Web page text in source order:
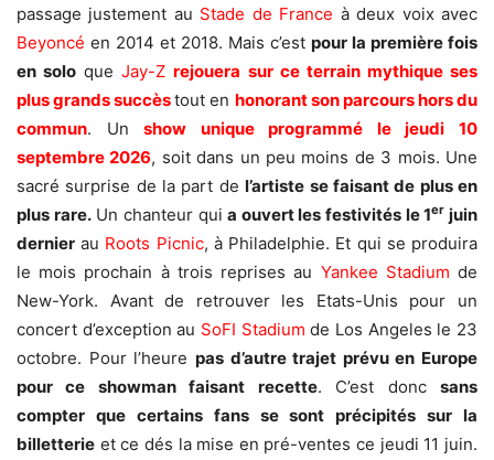
passage justement au Stade de France à deux voix avec
Beyoncé en 2014 et 2018. Mais c’est pour la première fois
en solo queJay-Z rejouera sur ce terrain mythique ses
plus grands succèstout en honorant son parcours hors du
commun. Unshow uniqueprogrammé le jeudi 10
septembre 2026, soit dans un peu moins de 3 mois. Une
sacré surprise de la part del’artiste se faisant de plus en
plus rare.Un chanteur quia ouvert les festivités le 1er juin
dernier au Roots Picnic, à Philadelphie. Et qui se produira
le mois prochain à trois reprises au Yankee Stadium de
New-York. Avant de retrouver les Etats-Unis pour un
concert d’exception au SoFI Stadium de Los Angeles le 23
octobre. Pour l’heure pas d’autre trajet prévu en Europe
pour ce showman faisant recette. C’est doncsans
compter que certains fans se sont précipités sur la
billetterie et ce dés la mise en pré-ventes ce jeudi 11 juin.